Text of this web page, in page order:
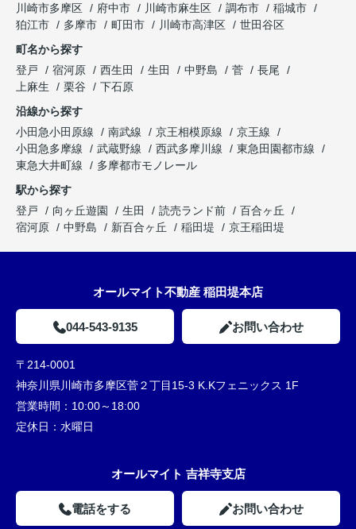
川崎市多摩区
府中市 川崎市麻生区 調布市
稲城市
狛江市
多摩市 町田市 川崎市高津区
世田谷区
町名から探す
登戸
宿河原 西生田 生田 中野島 菅
長尾
上麻生
栗谷
下石原
沿線から探す
小田急小田原線
南武線 京王相模原線
京王線
小田急多摩線
武蔵野線 西武多摩川線
東急田園都市線
東急大井町線
多摩都市モノレール
駅から探す
登戸
向ヶ丘遊園 生田 読売ランド前
百合ヶ丘
宿河原
中野島 新百合ヶ丘 稲田堤 京王稲田堤
オールマイト不動産 稲田堤本店
044-543-9135 お問い合わせ
〒214-0001
神奈川県川崎市多摩区菅２丁目15-3 K.Kフェニックス 1F
営業時間： 10:00～18:00
定休日： 水曜日
オールマイト 吉祥寺支店
電話をする お問い合わせ